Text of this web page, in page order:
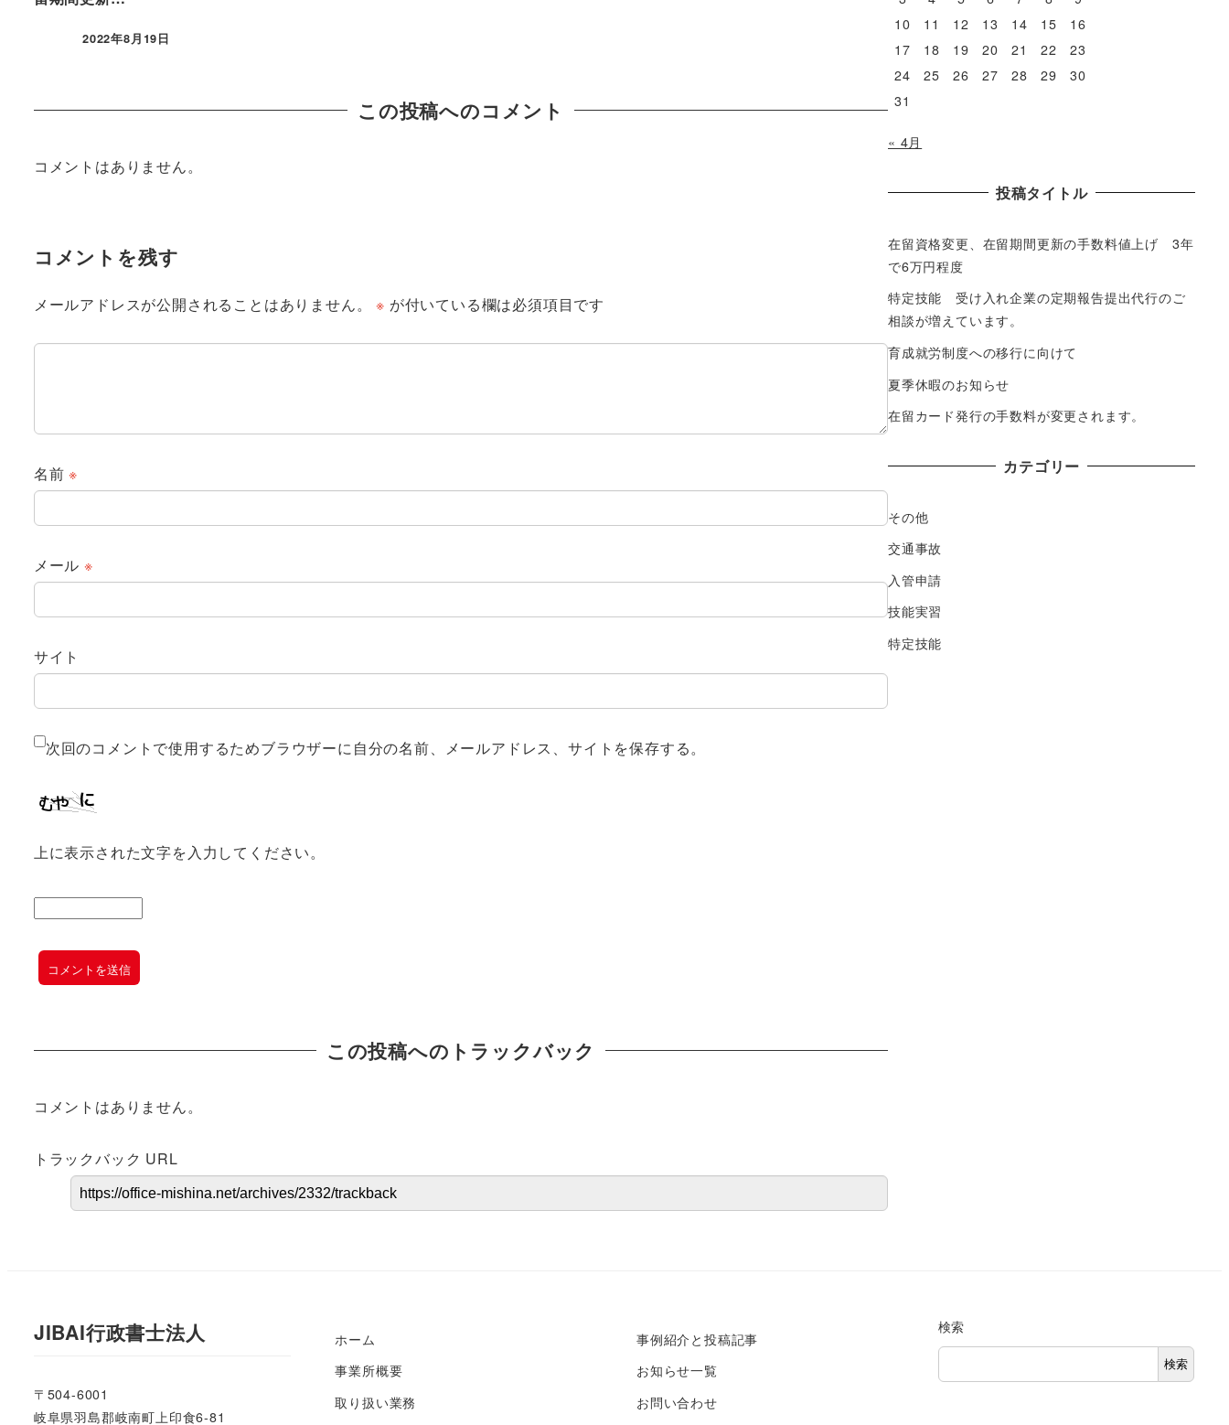
2022年8月19日
この投稿へのコメント
コメントはありません。
コメントを残す
メールアドレスが公開されることはありません。 ※ が付いている欄は必須項目です
名前※
メール ※
サイト
次回のコメントで使用するためブラウザーに自分の名前、メールアドレス、サイトを保存する。
上に表示された文字を入力してください。
この投稿へのトラックバック
コメントはありません。
トラックバック URL
10
11 12 13 14 15
16
17
18 19 20 21 22
23
24
25 26 27 28 29
30
31
« 4月
投稿タイトル
在留資格変更、在留期間更新の手数料値上げ 3年
で6万円程度
特定技能 受け入れ企業の定期報告提出代行のご
相談が増えています。
育成就労制度への移行に向けて
夏季休暇のお知らせ
在留カード発行の手数料が変更されます。
カテゴリー
その他
交通事故
入管申請
技能実習
特定技能
JIBAI行政書士法人
〒504-6001
岐阜県羽島郡岐南町上印食6-81
ホーム
事業所概要
取り扱い業務
事例紹介と投稿記事
お知らせ一覧
お問い合わせ
検索
検索